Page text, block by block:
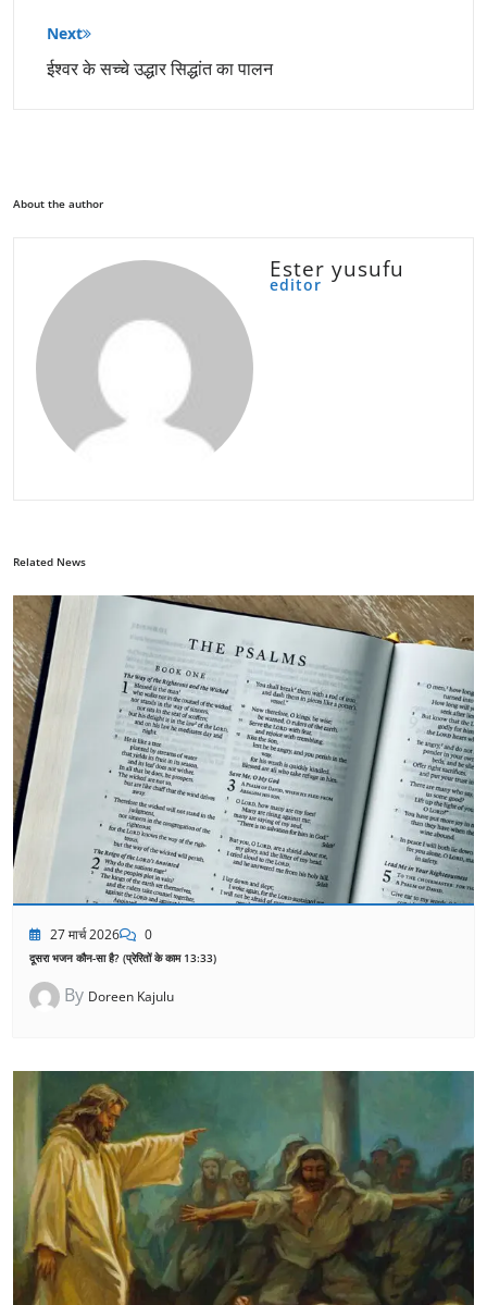
Next
ईश्वर के सच्चे उद्धार सिद्धांत का पालन
About the author
Ester yusufu
editor
Related News
27 मार्च 2026 0
दूसरा भजन कौन-सा है? (प्रेरितों के काम 13:33)
By Doreen Kajulu